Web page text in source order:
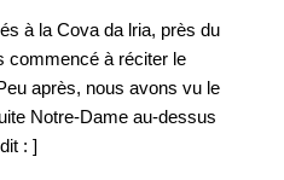
à la Cova da lria, près du
commencé à réciter le
après, nous avons vu le
Notre-Dame au-dessus
: ]